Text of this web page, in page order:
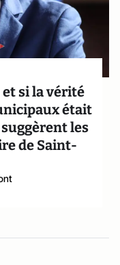
et si la vérité
était
les
de Saint-